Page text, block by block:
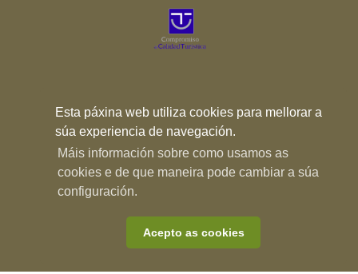
Esta páxina web utiliza cookies para mellorar a
súa experiencia de navegación.
Máis información sobre como usamos as
cookies e de que maneira pode cambiar a súa
configuración.
Acepto as cookies